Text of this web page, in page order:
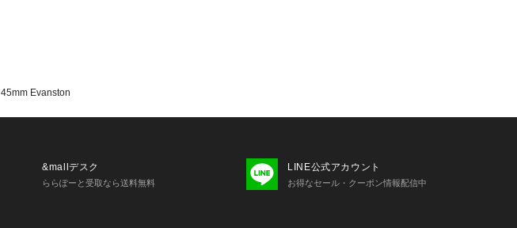
チ、バッグ、レザーグッズを生み出しています。ポータ
ビリティを備えた流線型デザインが特徴のバッグ、フレ
リスクヘッジ
45mm Evanston
&mallデスク
ららぽーと受取なら送料無料
LINE公式アカウント
お得なセール・クーポン情報配信中